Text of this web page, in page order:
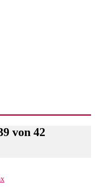
von 42